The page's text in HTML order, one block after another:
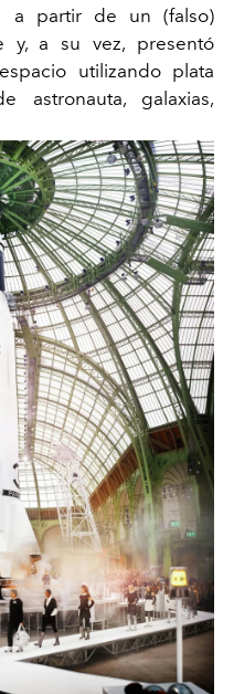
a partir de un (falso)
y, a su vez, presentó
utilizando plata
astronauta, galaxias,